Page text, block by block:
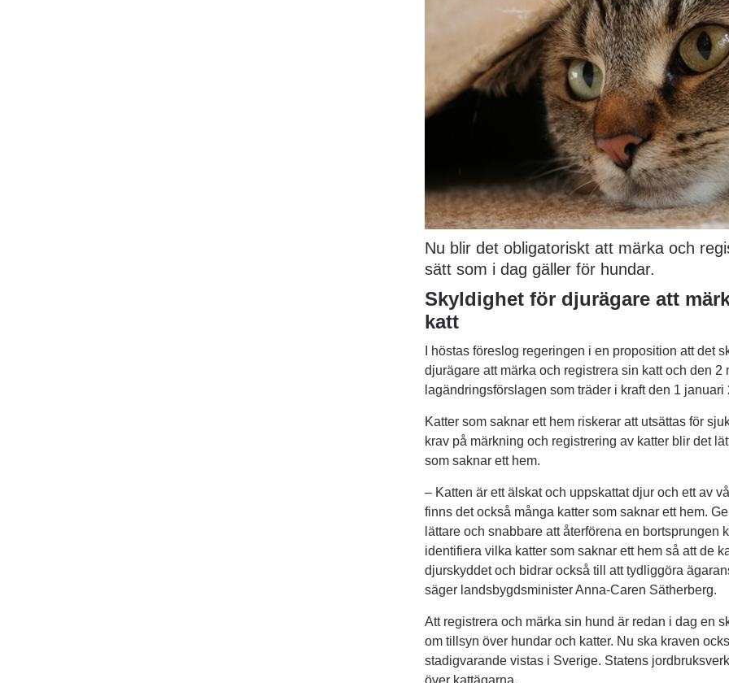
Nu blir det obligatoriskt att märka och
sätt som i dag gäller för hundar.
Skyldighet för djurägare att
katt
I höstas föreslog regeringen i en proposition att det
djurägare att märka och registrera sin katt och den 2
lagändringsförslagen som träder i kraft den 1 januari
Katter som saknar ett hem riskerar att utsättas för
krav på märkning och registrering av katter blir det
som saknar ett hem.
– Katten är ett älskat och uppskattat djur och ett av
finns det också många katter som saknar ett hem.
lättare och snabbare att återförena en bortsprungen
identifiera vilka katter som saknar ett hem så att de
djurskyddet och bidrar också till att tydliggöra
säger landsbygdsminister Anna-Caren Sätherberg.
Att registrera och märka sin hund är redan i dag en
om tillsyn över hundar och katter. Nu ska kraven
stadigvarande vistas i Sverige. Statens
över kattägarna.